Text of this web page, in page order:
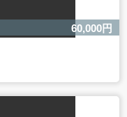
60,000円